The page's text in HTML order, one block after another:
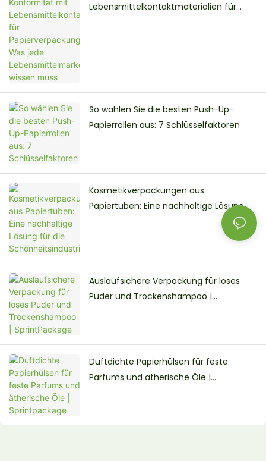
Lebensmittelkontaktmaterialien für
So wählen Sie die besten Push-Up-
Papierrollen aus: 7 Schlüsselfaktoren
Kosmetikverpackungen aus
Papiertuben: Eine nachhaltige Lösung
Auslaufsichere Verpackung für loses
Puder und Trockenshampoo |
Duftdichte Papierhülsen für feste
Parfums und ätherische Öle |